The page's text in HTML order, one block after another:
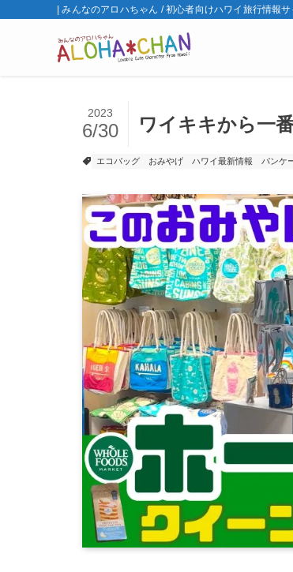
| みんなのアロハちゃん / 初心者向けハワイ旅行情報サ
ワイキキから一
2023
6/30
エコバッグ おみやげ ハワイ最新情報 パンケ